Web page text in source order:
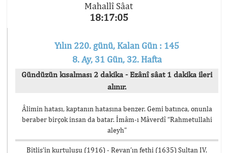
Mahallî Sâat
18:17:06
Yılın 220. günü, Kalan Gün : 145
8. Ay, 31 Gün, 32. Hafta
Gündüzün kısalması 2 dakika - Ezânî sâat 1 dakika ileri
alınır.
Âlimin hatası, kaptanın hatasına benzer. Gemi batınca, onunla
beraber birçok insan da batar. İmâm-ı Mâverdî “Rahmetullahi
aleyh”
Bitlis’in kurtuluşu (1916) - Revan’ın fethi (1635) Sultan IV.